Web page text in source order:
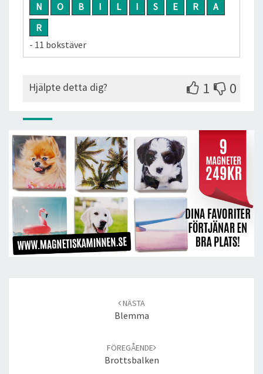
N O B I L I S E R
A
R
- 11 bokstäver
Hjälpte detta dig? 1 0
NÄSTA
Blemma
FÖREGÅENDE
Brottsbalken